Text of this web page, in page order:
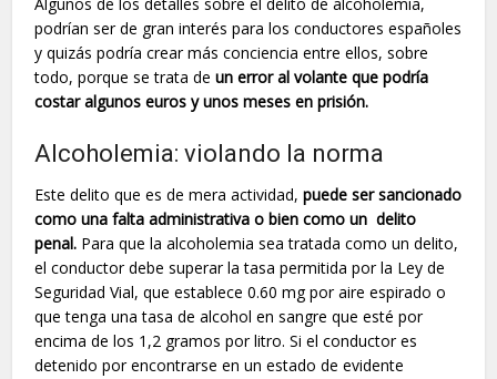
Algunos de los detalles sobre el delito de alcoholemia,
podrían ser de gran interés para los conductores españoles
y quizás podría crear más conciencia entre ellos, sobre
todo, porque se trata deun error al volante que podría
costar algunos euros y unos meses en prisión.
Alcoholemia: violando la norma
Este delito que es de mera actividad,puede ser sancionado
como una falta administrativa o bien como un delito
penal. Para que la alcoholemia sea tratada como un delito,
el conductor debe superar la tasa permitida por la Ley de
Seguridad Vial, que establece 0.60 mg por aire espirado o
que tenga una tasa de alcohol en sangre que esté por
encima de los 1,2 gramos por litro. Si el conductor es
detenido por encontrarse en un estado de evidente